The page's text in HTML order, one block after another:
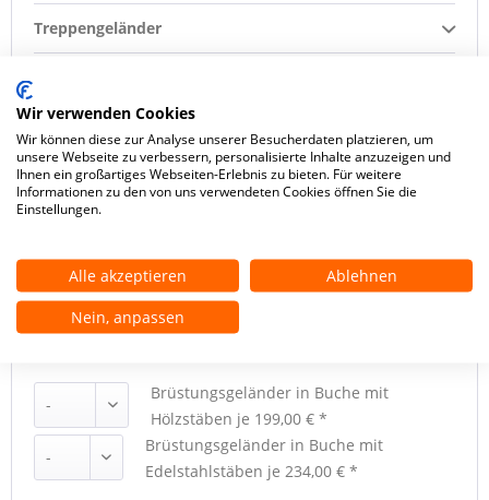
Treppengeländer
Setzstufen
Konfiguration zurücksetzen
Zubehör
Brüstungsgeländer in Buche mit
Hölzstäben je 199,00 € *
Brüstungsgeländer in Buche mit
Edelstahlstäben je 234,00 € *
Wir verwenden Cookies
Wir können diese zur Analyse unserer Besucherdaten platzieren, um
unsere Webseite zu verbessern, personalisierte Inhalte anzuzeigen und
Ihnen ein großartiges Webseiten-Erlebnis zu bieten. Für weitere
Informationen zu den von uns verwendeten Cookies öffnen Sie die
Einstellungen.
Alle akzeptieren
Ablehnen
Nein, anpassen